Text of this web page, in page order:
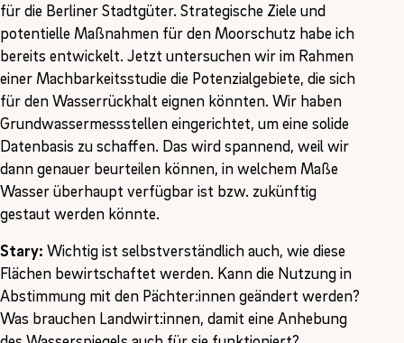
für die Berliner Stadtgüter. Strategische Ziele und
potentielle Maßnahmen für den Moorschutz habe ich
bereits entwickelt. Jetzt untersuchen wir im Rahmen
einer Machbarkeitsstudie die Potenzialgebiete, die sich
für den Wasserrückhalt eignen könnten. Wir haben
Grundwassermessstellen eingerichtet, um eine solide
Datenbasis zu schaffen. Das wird spannend, weil wir
dann genauer beurteilen können, in welchem Maße
Wasser überhaupt verfügbar ist bzw. zukünftig
gestaut werden könnte.
Stary: Wichtig ist selbstverständlich auch, wie diese
Flächen bewirtschaftet werden. Kann die Nutzung in
Abstimmung mit den Pächter:innen geändert werden?
Was brauchen Landwirt:innen, damit eine Anhebung